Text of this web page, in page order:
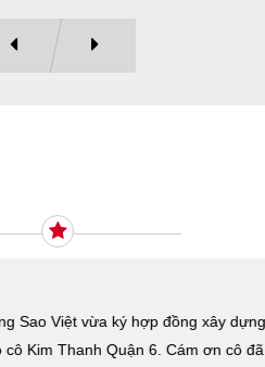
Việt vừa ký hợp đồng xây dựng
Thanh Quận 6. Cám ơn cô đã tin